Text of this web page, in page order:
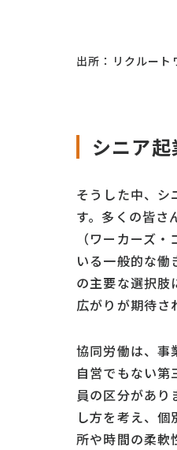
出所：リクルー
シニア
そうした中、シ
す。多くの皆さ
（ワーカーズ
いる一般的な
の主要な選択
広がりが期待さ
協同労働は、事
自営でもない第
員の区分があ
し方を考え、
所や時間の柔軟